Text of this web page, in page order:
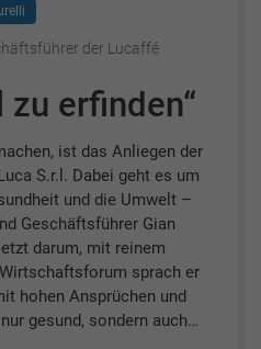
der Lucaffé
zu erfinden“
ist das Anliegen der
S.r.l. Dabei geht es um
und die Umwelt –
Geschäftsführer Gian
darum, mit reinem
sprach er
hohen Ansprüchen und
gesund, sondern auch…